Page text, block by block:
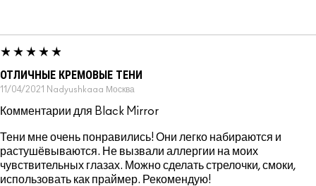
ОТЛИЧНЫЕ КРЕМОВЫЕ ТЕНИ
11/04/2021 Nadyushkaaa Москва
Комментарии для Black Mirror
Тени мне очень понравились! Они легко набираются и
растушёвываются. Не вызвали аллергии на моих
чувствительных глазах. Можно сделать стрелочки, смоки,
использовать как праймер. Рекомендую!